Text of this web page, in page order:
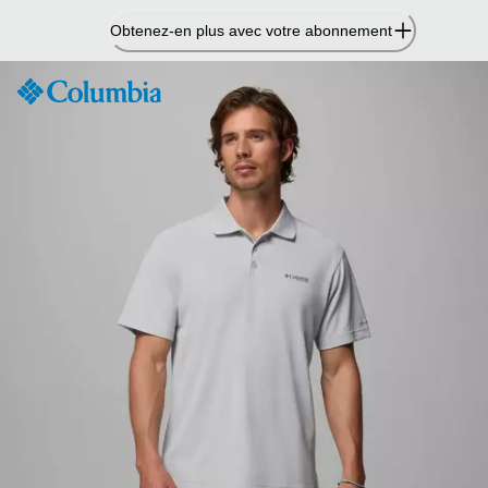
contenu
Obtenez-en plus avec votre abonnement